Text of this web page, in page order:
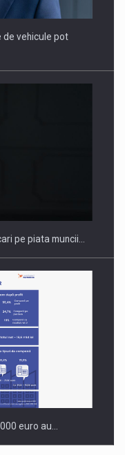
ON THE
de vehicule pot
pe piata muncii…
euro au…